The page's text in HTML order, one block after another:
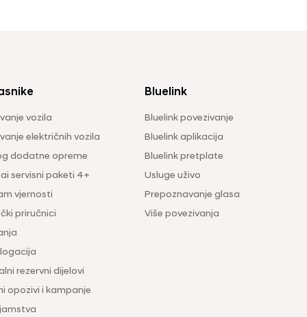
vozila
električnih vozila
dodatne opreme
servisni paketi 4+
vjernosti
priručnici
rezervni dijelovi
opozivi i kampanje
Bluelink
Bluelink povezivanje
Bluelink aplikacija
Bluelink pretplate
Usluge uživo
Prepoznavanje glasa
Više povezivanja